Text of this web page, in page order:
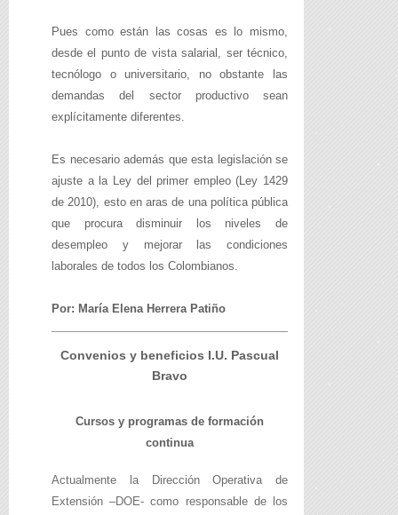
Pues como están las cosas es lo mismo,
desde el punto de vista salarial, ser técnico,
tecnólogo o universitario, no obstante las
demandas del sector productivo sean
explícitamente diferentes.
Es necesario además que esta legislación se
ajuste a la Ley del primer empleo (Ley 1429
de 2010), esto en aras de una política pública
que procura disminuir los niveles de
desempleo y mejorar las condiciones
laborales de todos los Colombianos.
Por: María Elena Herrera Patiño
Convenios y beneficios I.U. Pascual
Bravo
Cursos y programas de formación
continua
Actualmente la Dirección Operativa de
Extensión –DOE- como responsable de los